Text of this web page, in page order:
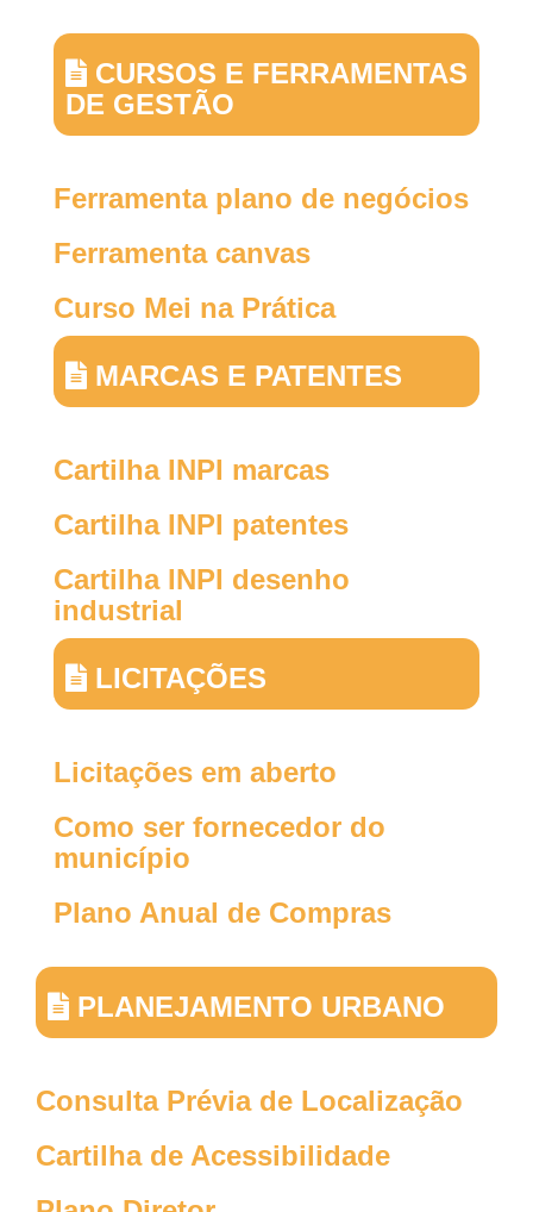
CURSOS E FERRAMENTAS
DE GESTÃO
Ferramenta plano de negócios
Ferramenta canvas
Curso Mei na Prática
MARCAS E PATENTES
Cartilha INPI marcas
Cartilha INPI patentes
Cartilha INPI desenho
industrial
LICITAÇÕES
Licitações em aberto
Como ser fornecedor do
município
Plano Anual de Compras
PLANEJAMENTO URBANO
Consulta Prévia de Localização
Cartilha de Acessibilidade